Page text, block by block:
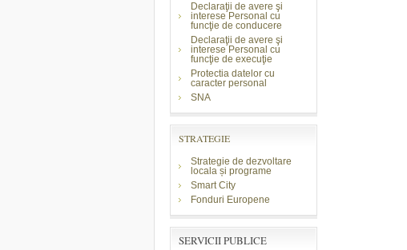
Declaraţii de avere şi
interese Personal cu
funcţie de conducere
Declaraţii de avere şi
interese Personal cu
funcţie de execuţie
Protectia datelor cu
caracter personal
SNA
STRATEGIE
Strategie de dezvoltare
locala și programe
Smart City
Fonduri Europene
SERVICII PUBLICE